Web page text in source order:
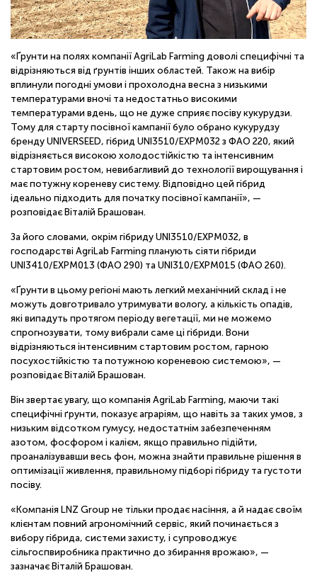
«Ґрунти на полях компанії AgriLab Farming доволі специфічні та
відрізняються від ґрунтів інших областей. Також на вибір
вплинули погодні умови і прохолодна весна з низькими
температурами вночі та недостатньо високими
температурами вдень, що не дуже сприяє посіву кукурудзи.
Тому для старту посівної кампанії було обрано кукурудзу
бренду UNIVERSEED, гібрид UNI3510/EXPM032 з ФАО 220, який
відрізняється високою холодостійкістю та інтенсивним
стартовим ростом, невибагливий до технології вирощування і
має потужну кореневу систему. Відповідно цей гібрид
ідеально підходить для початку посівної кампанії», —
розповідає Віталій Брашован.
За його словами, окрім гібриду UNI3510/EXPM032, в
господарстві AgriLab Farming планують сіяти гібриди
UNI3410/EXPM013 (ФАО 290) та UNI310/EXPM015 (ФАО 260).
«Ґрунти в цьому регіоні мають легкий механічний склад і не
можуть довготривало утримувати вологу, а кількість опадів,
які випадуть протягом періоду вегетації, ми не можемо
спрогнозувати, тому вибрали саме ці гібриди. Вони
відрізняються інтенсивним стартовим ростом, гарною
посухостійкістю та потужною кореневою системою», —
розповідає Віталій Брашован.
Він звертає увагу, що компанія AgriLab Farming, маючи такі
специфічні ґрунти, показує аграріям, що навіть за таких умов, з
низьким відсотком гумусу, недостатнім забезпеченням
азотом, фосфором і калієм, якщо правильно підійти,
проаналізувавши весь фон, можна знайти правильне рішення в
оптимізації живлення, правильному підборі гібриду та густоти
посіву.
«Компанія LNZ Group не тільки продає насіння, а й надає своїм
клієнтам повний агрономічний сервіс, який починається з
вибору гібрида, системи захисту, і супроводжує
сільгоспвиробника практично до збирання врожаю», —
зазначає Віталій Брашован.